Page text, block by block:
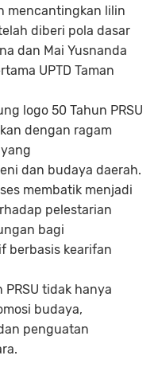
mencantingkan lilin
diberi pola dasar
dan Mai Yusnanda
UPTD Taman
logo 50 Tahun PRSU
dengan ragam
dan budaya daerah.
membatik menjadi
pelestarian
bagi
berbasis kearifan
tidak hanya
budaya,
penguatan